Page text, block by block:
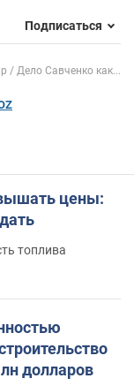
Подписаться
Дело Савченко как...
цены:
топлива
долларов